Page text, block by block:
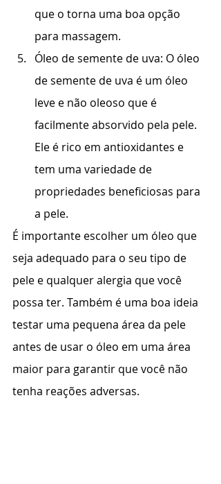
que o torna uma boa opção
para massagem.
Óleo de semente de uva: O óleo
de semente de uva é um óleo
leve e não oleoso que é
facilmente absorvido pela pele.
Ele é rico em antioxidantes e
tem uma variedade de
propriedades beneficiosas para
a pele.
É importante escolher um óleo que
seja adequado para o seu tipo de
pele e qualquer alergia que você
possa ter. Também é uma boa ideia
testar uma pequena área da pele
antes de usar o óleo em uma área
maior para garantir que você não
tenha reações adversas.